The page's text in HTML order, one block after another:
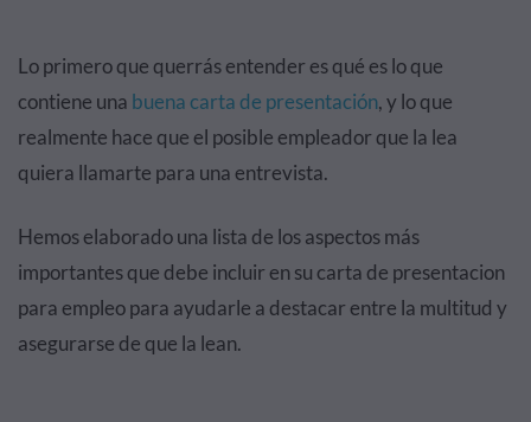
Lo primero que querrás entender es qué es lo que
contiene una buena carta de presentación, y lo que
realmente hace que el posible empleador que la lea
quiera llamarte para una entrevista.
Hemos elaborado una lista de los aspectos más
importantes que debe incluir en su carta de presentacion
para empleo para ayudarle a destacar entre la multitud y
asegurarse de que la lean.